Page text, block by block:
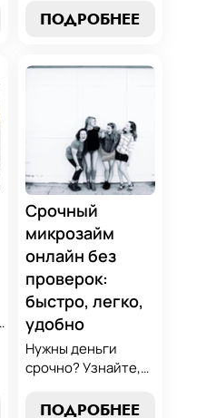
лучшие стратегии
погашения и
избежанию
финансово
грамотным с нами!
ПОДРОБНЕЕ
Срочный
микрозайм
онлайн без
проверок:
быстро, легко,
удобно
Нужны деньги
срочно? Узнайте,
срочный
ПОДРОБНЕЕ